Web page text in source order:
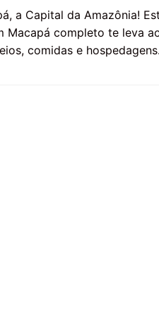
a Capital da Amazônia!
Macapá completo te leva
comidas e